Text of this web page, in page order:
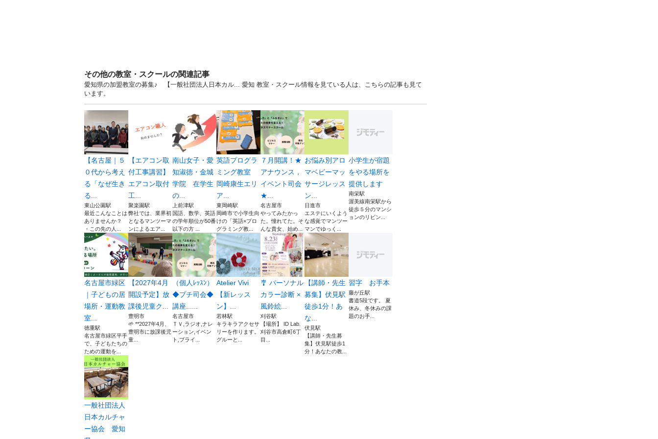
その他の教室・スクールの関連記事
愛知県の加盟教室の募集♪ 【一般社団法人日本カル... 愛知 教室・スクール情報を見ている人は、こちらの記事も見て
います。
【名古屋｜５
０代から考え
る「なぜ生き
る...
東山公園駅
最近こんなことは
ありませんか？
・この先の人...
【エアコン取
付工事講習】
エアコン取付
工...
聚楽園駅
弊社では、業界初
となるマンツーマ
ンによるエア...
南山女子・愛
知淑徳・金城
学院 在学生
の...
上前津駅
国語、数学、英語
の学年順位が50番
以下の方 ...
英語プログラ
ミング教室
岡崎康生エリ
ア...
東岡崎駅
岡崎市で小学生向
けの「英語×プロ
グラミング教...
７月開講！★
アナウンス，
イベント司会
★...
名古屋市
やってみたかっ
た。憧れてた。そ
んな貴女、始め...
お悩み別アロ
マベビーマッ
サージレッス
ン...
日進市
エステにいくよう
な感覚でマンツー
マンでゆっく...
小学生が宿題
をやる場所を
提供します
南栄駅
渥美線南栄駅から
徒歩５分のマンシ
ョンのリビン...
名古屋市緑区
｜子どもの居
場所・運動教
室...
徳重駅
名古屋市緑区平手
で、子どもたちの
ための運動を...
【2027年4月
開設予定】放
課後児童ク...
豊明市
🌱 **2027年4月、
豊明市に放課後児
童...
（個人ﾚｯｽﾝ）
◆プチ司会◆
講座......
名古屋市
ＴＶ,ラジオ,ナレ
ーション,イベン
ト,ブライ...
Atelier Vivi
【新レッス
ン】...
若林駅
キラキラアクセサ
リーを作ります。
グルーと...
🎐 パーソナル
カラー診断 ×
風鈴絵...
刈谷駅
【場所】 ID Lab.
刈谷市高倉町6丁
目...
【講師・先生
募集】伏見駅
徒歩1分！あ
な...
伏見駅
【講師・先生募
集】伏見駅徒歩1
分！あなたの教...
習字 お手本
藤が丘駅
書道5段です。 夏
休み、冬休みの課
題のお手...
一般社団法人
日本カルチャ
ー協会 愛知